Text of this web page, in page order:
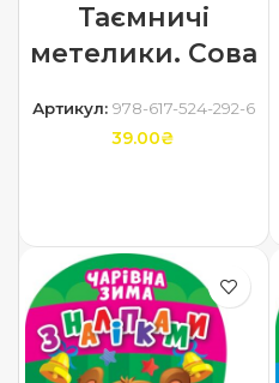
Таємничі
метелики. Сова
Артикул: 978-617-524-292-6
39.00₴